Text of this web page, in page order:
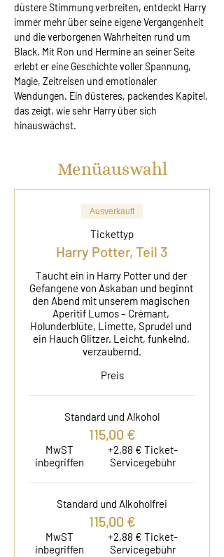
düstere Stimmung verbreiten, entdeckt Harry
immer mehr über seine eigene Vergangenheit
und die verborgenen Wahrheiten rund um
Black. Mit Ron und Hermine an seiner Seite
erlebt er eine Geschichte voller Spannung,
Magie, Zeitreisen und emotionaler
Wendungen. Ein düsteres, packendes Kapitel,
das zeigt, wie sehr Harry über sich
hinauswächst.
Menüauswahl
Ausverkauft
Tickettyp
Harry Potter, Teil 3
Taucht ein in Harry Potter und der
Gefangene von Askaban und beginnt
den Abend mit unserem magischen
Aperitif Lumos – Crémant,
Holunderblüte, Limette, Sprudel und
ein Hauch Glitzer. Leicht, funkelnd,
verzaubernd.
Preis
Standard und Alkohol
115,00 €
MwST
inbegriffen
+2,88 € Ticket-
Servicegebühr
Standard und Alkoholfrei
115,00 €
MwST
inbegriffen
+2,88 € Ticket-
Servicegebühr